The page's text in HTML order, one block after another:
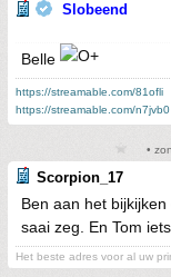
Slobeend
Belle
https://streamable.com/81ofli
https://streamable.com/n7jvb0
•
Scorpion_17
Ben aan het
saai zeg. En Tom
Het beste adres voor al uw